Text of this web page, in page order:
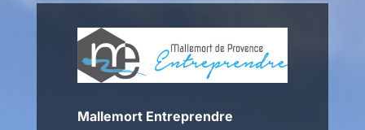
Mallemort Entreprendre